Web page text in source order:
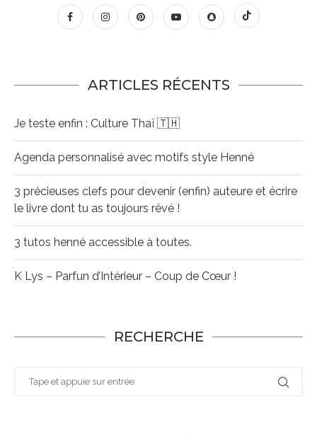
ARTICLES RÉCENTS
Je teste enfin : Culture Thaï 🇹🇭
Agenda personnalisé avec motifs style Henné
3 précieuses clefs pour devenir (enfin) auteure et écrire
le livre dont tu as toujours rêvé !
3 tutos henné accessible à toutes.
K Lys – Parfun d’Intérieur – Coup de Cœur !
RECHERCHE